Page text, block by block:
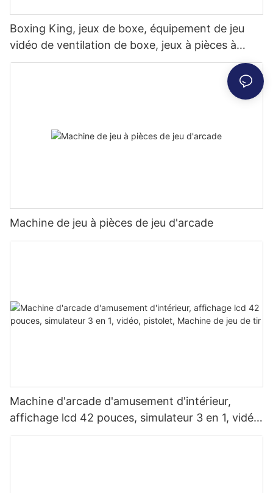
Boxing King, jeux de boxe, équipement de jeu
vidéo de ventilation de boxe, jeux à pièces à
grande échelle, lieux commerciaux,
Machine de jeu à pièces de jeu d'arcade
Machine d'arcade d'amusement d'intérieur,
affichage lcd 42 pouces, simulateur 3 en 1, vidéo,
pistolet, Machine de jeu de tir